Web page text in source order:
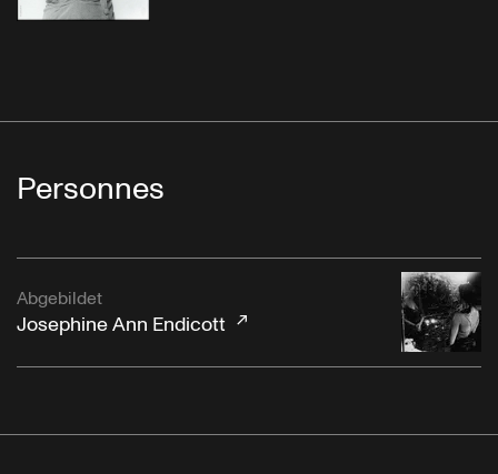
Personnes
Abgebildet
Josephine Ann Endicott